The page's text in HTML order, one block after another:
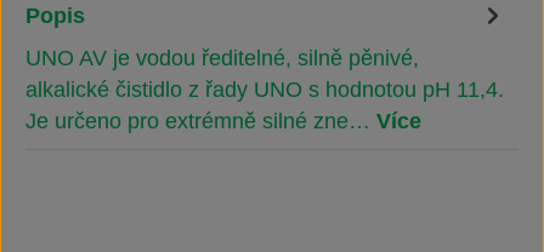
Popis
UNO AV je vodou ředitelné, silně pěnivé,
alkalické čistidlo z řady UNO s hodnotou pH 11,4.
Je určeno pro extrémně silné zne… Více